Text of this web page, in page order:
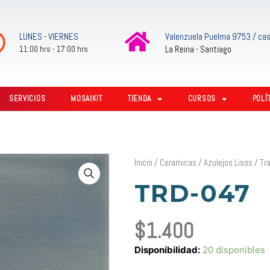
LUNES - VIERNES
11:00 hrs - 17:00 hrs
Valenzuela Puelma 9753 /
La Reina - Santiago
SERVICIOS MOSAIKIT TIENDA CURSOS
Inicio / Ceramicas /Azulejos Lisos /
TRD-047
$1.400
Disponibilidad: 20 disponibles
TRD-